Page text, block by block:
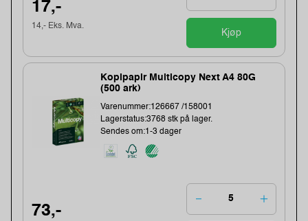
17,-
14,- Eks. Mva.
Kjøp
Kopipapir Multicopy Next A4 80G
(500 ark)
Varenummer:126667 /158001
Lagerstatus:3768 stk på lager.
Sendes om:1-3 dager
73,-